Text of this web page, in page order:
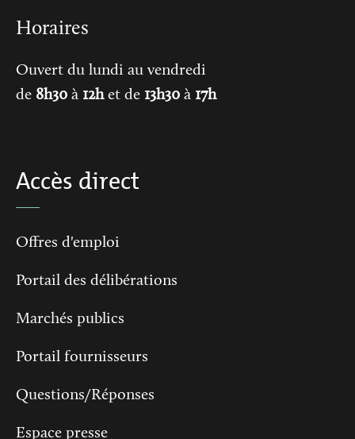
Horaires
Ouvert du lundi au vendredi
de 8h30 à 12het de 13h30 à 17h
Accès direct
Offres d'emploi
Portail des délibérations
Marchés publics
Portail fournisseurs
Questions/Réponses
Espace presse